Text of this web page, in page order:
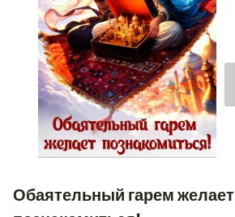
Обаятельный гарем желает